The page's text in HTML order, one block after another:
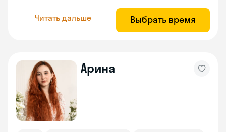
Читать дальше Выбрать время
Арина